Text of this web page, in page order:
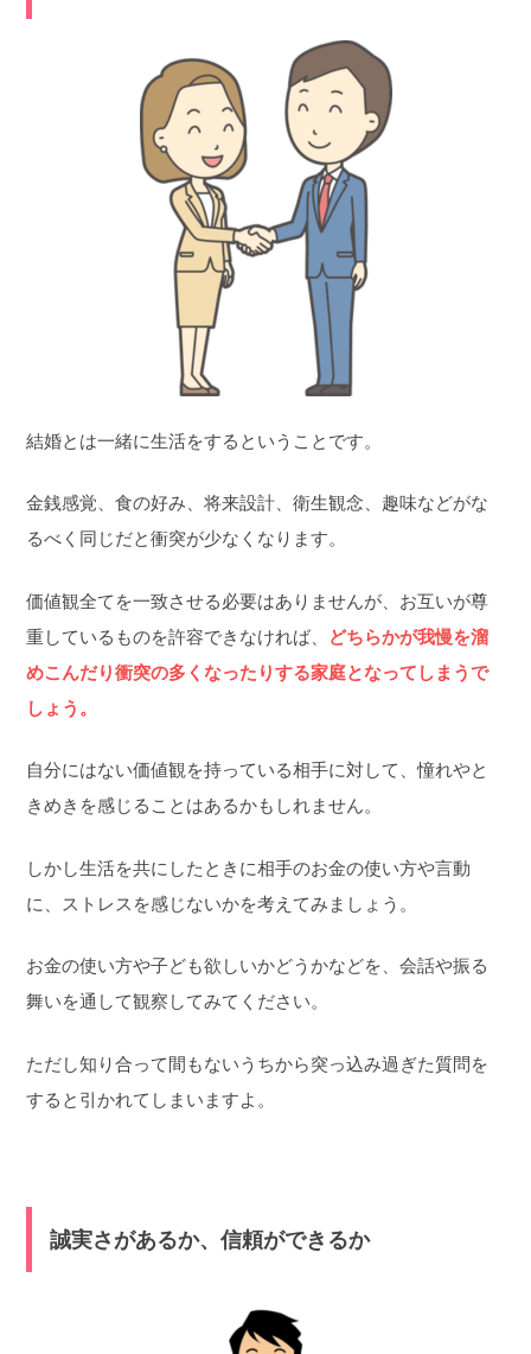
結婚とは一緒に生活をするということです。
金銭感覚、食の好み、将来設計、衛生観念、趣味などがな
るべく同じだと衝突が少なくなります。
価値観全てを一致させる必要はありませんが、お互いが尊
重しているものを許容できなければ、 どちらかが我慢を溜
めこんだり衝突の多くなったりする家庭となってしまうで
しょう。
自分にはない価値観を持っている相手に対して、憧れやと
きめきを感じることはあるかもしれません。
しかし生活を共にしたときに相手のお金の使い方や言動
に、ストレスを感じないかを考えてみましょう。
お金の使い方や子ども欲しいかどうかなどを、会話や振る
舞いを通して観察してみてください。
ただし知り合って間もないうちから突っ込み過ぎた質問を
すると引かれてしまいますよ。
誠実さがあるか、信頼ができるか